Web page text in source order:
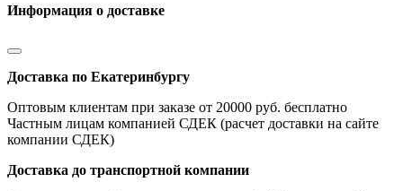
Информация о доставке
Доставка по Екатеринбургу
Оптовым клиентам при заказе от 20000 руб. бесплатно
Частным лицам компанией СДЕК (расчет доставки на сайте
компании СДЕК)
Доставка до транспортной компании